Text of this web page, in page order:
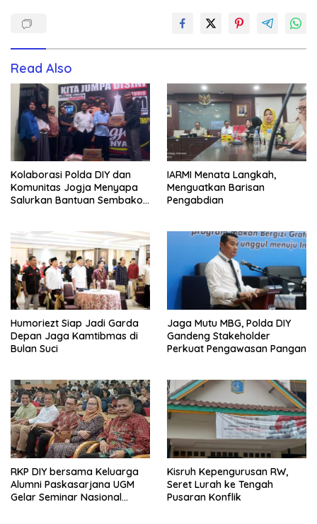
Read Also
Kolaborasi Polda DIY dan
Komunitas Jogja Menyapa
Salurkan Bantuan Sembako,
IARMI Menata Langkah,
Menguatkan Barisan
Pengabdian
Humoriezt Siap Jadi Garda
Depan Jaga Kamtibmas di
Bulan Suci
Jaga Mutu MBG, Polda DIY
Gandeng Stakeholder
Perkuat Pengawasan Pangan
RKP DIY bersama Keluarga
Alumni Paskasarjana UGM
Gelar Seminar Nasional
Kisruh Kepengurusan RW,
Seret Lurah ke Tengah
Pusaran Konflik